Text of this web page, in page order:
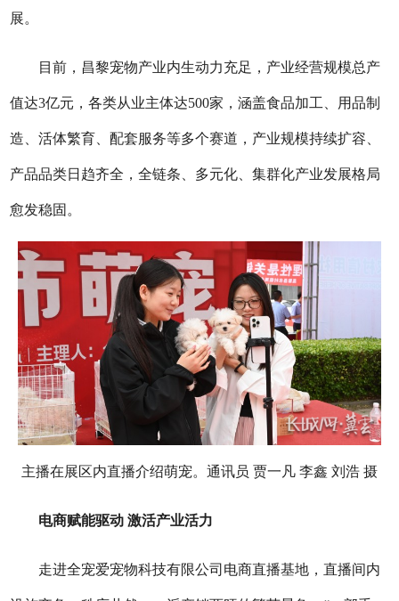
展。
目前，昌黎宠物产业内生动力充足，产业经营规模总产
值达3亿元，各类从业主体达500家，涵盖食品加工、用品制
造、活体繁育、配套服务等多个赛道，产业规模持续扩容、
产品品类日趋齐全，全链条、多元化、集群化产业发展格局
愈发稳固。
主播在展区内直播介绍萌宠。通讯员 贾一凡 李鑫 刘浩 摄
电商赋能驱动 激活产业活力
走进全宠爱宠物科技有限公司电商直播基地，直播间内